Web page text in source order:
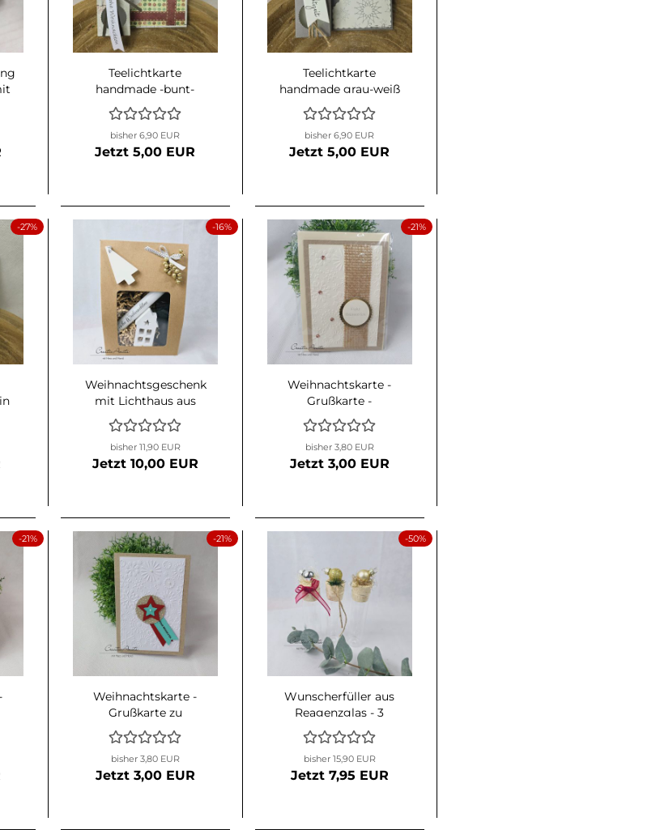
Teelichtkarte
handmade -bunt-
mit Spitze
bisher 6,90 EUR
Jetzt 5,00 EUR
Teelichtkarte
handmade grau-weiß
bisher 6,90 EUR
Jetzt 5,00 EUR
-27% -16%
Weihnachtsgeschenk
mit Lichthaus aus
Beton,
Kerzenständer aus
Holz und Kerze -
Dekoration
bisher 11,90 EUR
Jetzt 10,00 EUR
-21%
Weihnachtskarte -
Grußkarte -
Geschenkkarte
"Schneeflocken"
Gold-Jute-Creme
bisher 3,80 EUR
Jetzt 3,00 EUR
-21% -21%
Weihnachtskarte -
Grußkarte zu
Weihnachten Pfiffig
bisher 3,80 EUR
Jetzt 3,00 EUR
-50%
Wunscherfüller aus
Reagenzglas - 3
Stück -
weihnachtlich
dekoriert
bisher 15,90 EUR
Jetzt 7,95 EUR